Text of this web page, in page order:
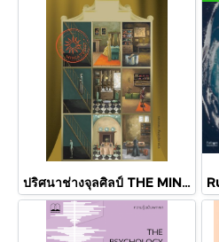
ปริศนาช่างจุลศิลป์ THE MINIATURIST / เจสซี เบอร์ตัน (Jessie Burton) / รสวรรณ พึ่งสุจริต / Library House